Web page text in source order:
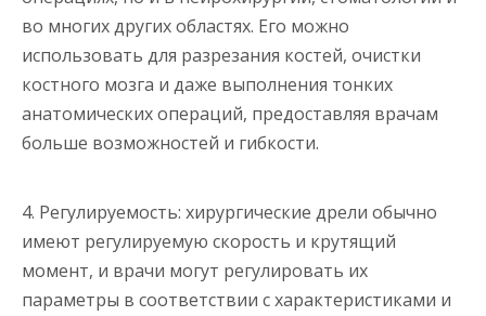
во многих других областях. Его можно
использовать для разрезания костей, очистки
костного мозга и даже выполнения тонких
анатомических операций, предоставляя врачам
больше возможностей и гибкости.
4. Регулируемость: хирургические дрели обычно
имеют регулируемую скорость и крутящий
момент, и врачи могут регулировать их
параметры в соответствии с характеристиками и